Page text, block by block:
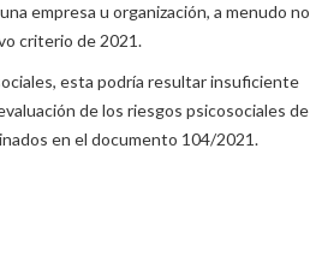
empresa u organización, a menudo no
criterio de 2021.
esta podría resultar insuficiente
de los riesgos psicosociales de
en el documento 104/2021.